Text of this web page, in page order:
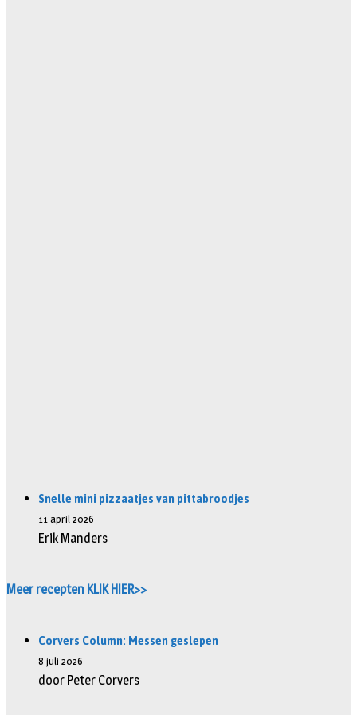
Snelle mini pizzaatjes van pittabroodjes
11 april 2026
Erik Manders
Meer recepten KLIK HIER>>
Corvers Column: Messen geslepen
8 juli 2026
door Peter Corvers